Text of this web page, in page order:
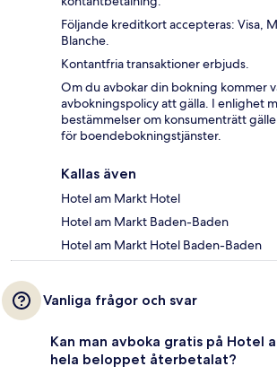
Följande kreditkort accepteras: Visa,
Blanche.
Kontantfria transaktioner erbjuds.
Om du avbokar din bokning kommer
avbokningspolicy att gälla. I enlighet
bestämmelser om konsumenträtt
för boendebokningstjänster.
Kallas även
Hotel am Markt Hotel
Hotel am Markt Baden-Baden
Hotel am Markt Hotel Baden-Baden
Vanliga frågor och svar
Kan man avboka gratis på Hotel
hela beloppet återbetalat?